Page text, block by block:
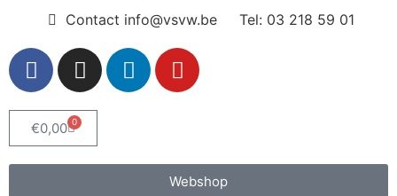
Contact info@vsvw.be Tel: 03 218 59 01
€0,00 0
Webshop